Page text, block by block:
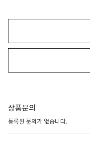
상품문의
등록된 문의가 없습니다.